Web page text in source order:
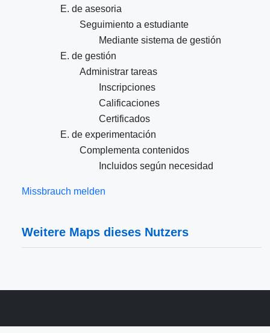
E. de asesoria
Seguimiento a estudiante
Mediante sistema de gestión
E. de gestión
Administrar tareas
Inscripciones
Calificaciones
Certificados
E. de experimentación
Complementa contenidos
Incluidos según necesidad
Missbrauch melden
Weitere Maps dieses Nutzers